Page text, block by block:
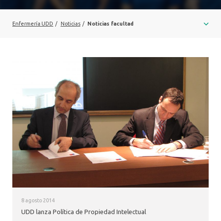
Enfermería UDD / Noticias / Noticias facultad
8 agosto 2014
UDD lanza Política de Propiedad Intelectual